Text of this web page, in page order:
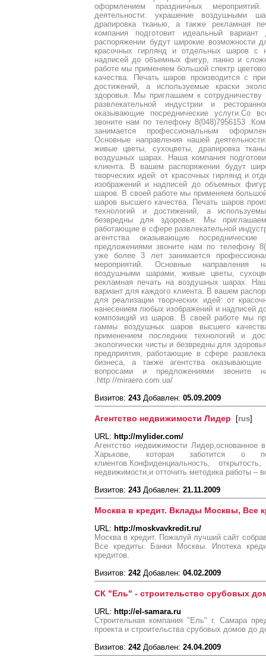
оформлением праздничных
деятельности: украшение воздушными
драпировка тканью, а также рекламная
компания подготовит идеальный
распоряжении будут широкие возможности
красочных гирлянд и отдельных шаров с
надписей до объемных фигур, панно и
работе мы применяем большой спектр
качества. Печать шаров производится с
достижений, а используемые краски
здоровья. Мы приглашаем к
развлекательной индустрии и
оказывающие посреднические услуги.Со
звоните нам по телефону 8(048)7956153
занимается профессиональным
Основные направления нашей
живые цветы, сухоцветы, драпировка
воздушных шарах. Наша компания
клиента. В вашем распоряжении будут
творческих идей: от красочных гирлянд и
изображений и надписей до объемных
шаров. В своей работе мы применяем
шаров высшего качества. Печать шаров
технологий и достижений, а
безвредны для здоровья. Мы
работающие в сфере развлекательной
агентства оказывающие
предложениями звоните нам по телефону
уже более 3 лет занимается
мероприятий. Основные направления
воздушными шарами, живые цветы,
рекламная печать на воздушных шарах.
вариант для каждого клиента. В вашем
для реализации творческих идей: от
нанесением любых изображений и надписей
композиций из шаров. В своей работе мы
гаммы воздушных шаров высшего
применением последних технологий и
экологически чисты и безвредны для
предприятия, работающие в сфере
бизнеса, а также агентства оказывающие
вопросами и предложениями звоните
.http://miraero.com.ua/
Визитов: 243 Добавлен: 05.09.2009
Агентство недвижимости Лидер [rus]
URL: http://mylider.com/
Агентство недвижимости Лидер,основанное
Харькове, которая заботится о
клиентов.Конфиденциальность,
недвижимости,и отточить методика работы –
Визитов: 243 Добавлен: 21.11.2009
Москва в кредит. Вклады Москвы, Все
URL: http://moskvavkredit.ru/
Москва в кредит. Пожалуй лучший сайт
Все кредиты. Банки Москвы. Ипотека
кредитов.
Визитов: 242 Добавлен: 04.02.2009
СК "Ель" - строительство срубовых
URL: http://el-samara.ru
Строительная компания "Ель" г. Самара
проекта и строительства срубовых домов до
Визитов: 242 Добавлен: 24.04.2009